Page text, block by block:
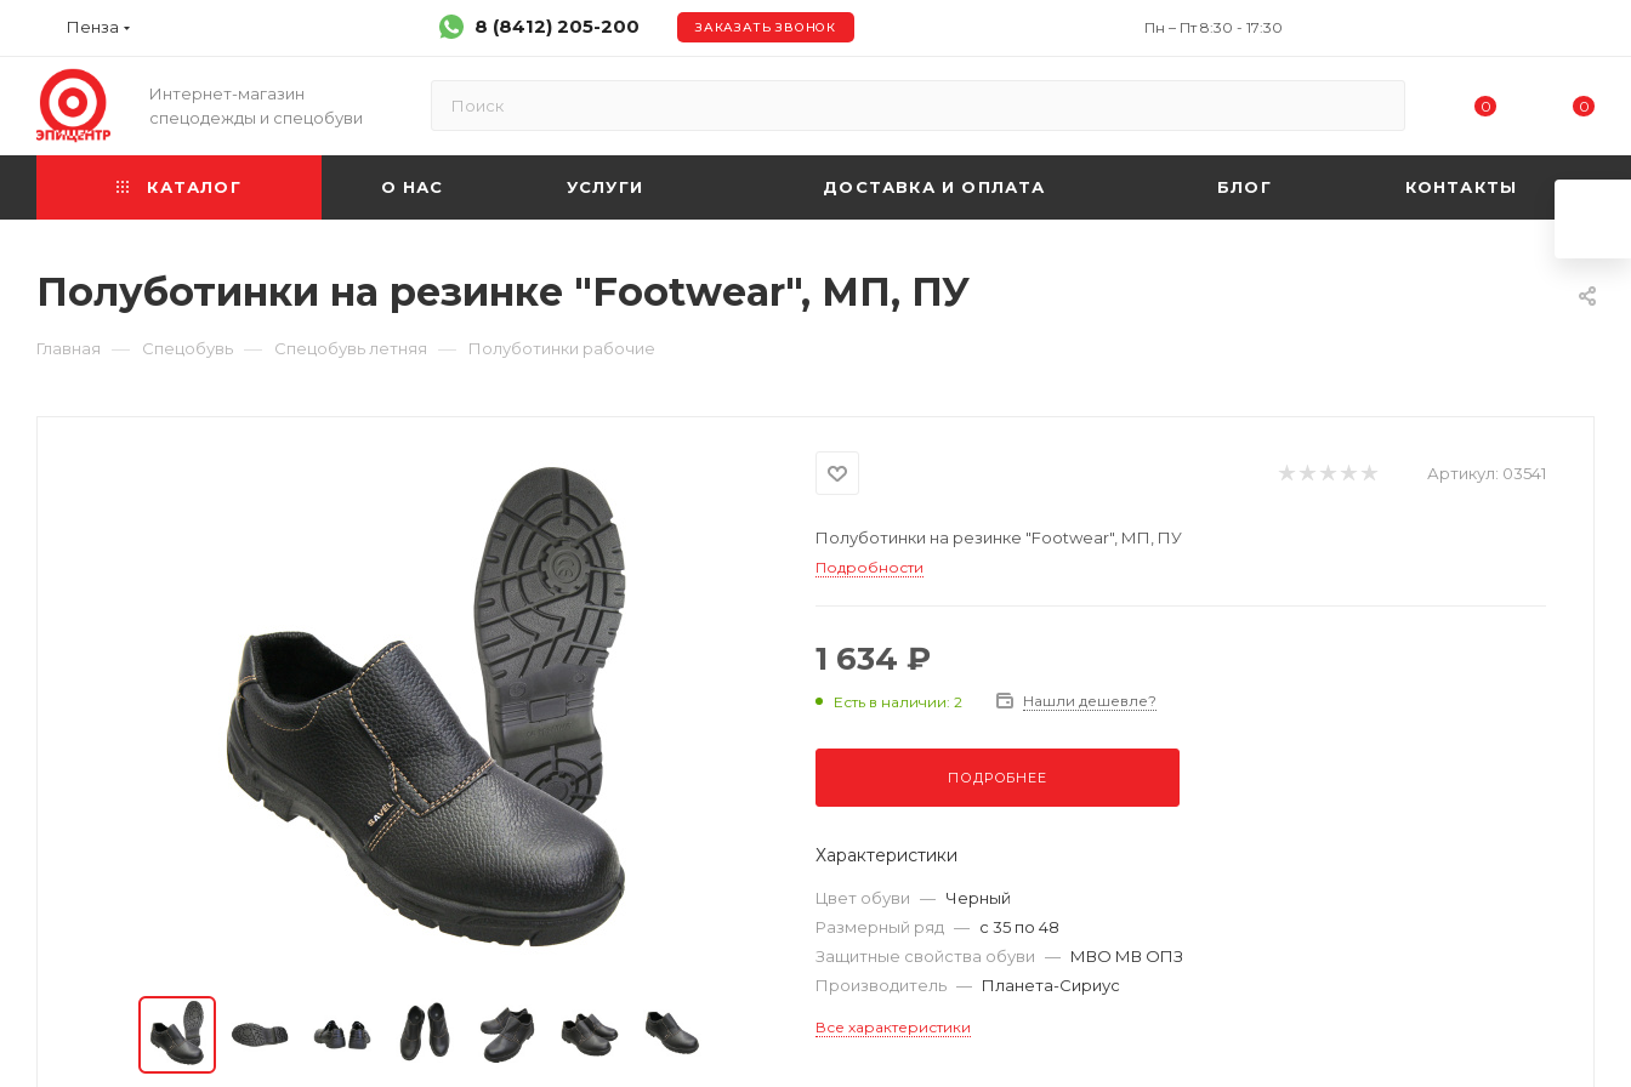
Пенза 8 (8412) 205-200 ЗАКАЗАТЬ ЗВОНОК Пн – Пт 8:30 - 17:30
Интернет-магазин
спецодежды и спецобуви
0 0
КАТАЛОГ О НАС УСЛУГИ ДОСТАВКА И ОПЛАТА БЛОГ КОНТАКТЫ
Полуботинки на резинке "Footwear", МП, ПУ
Главная — Спецобувь — Спецобувь летняя — Полуботинки рабочие
Артикул: 03541
Полуботинки на резинке "Footwear", МП, ПУ
Подробности
1 634 ₽
Есть в наличии: 2 Нашли дешевле?
ПОДРОБНЕЕ
Характеристики
Цвет обуви — Черный
Размерный ряд — с 35 по 48
Защитные свойства обуви — МВО МВ ОПЗ
Производитель — Планета-Сириус
Все характеристики